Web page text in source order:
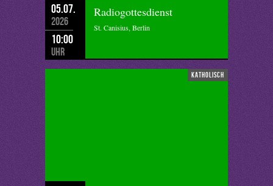
05.07.
2026
10:00
Uhr
Radiogottesdienst
St. Canisius, Berlin
katholisch